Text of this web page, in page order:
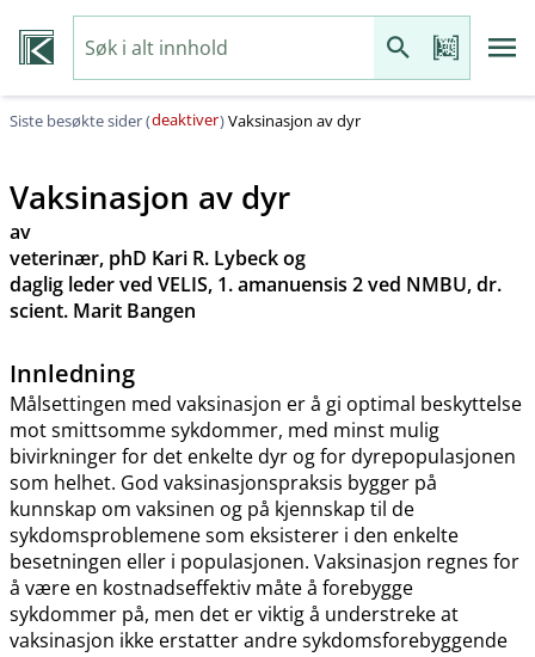
Siste besøkte sider (deaktiver)Vaksinasjon av dyr
Vaksinasjon av dyr
av
veterinær, phD Kari R. Lybeck og
daglig leder ved VELIS, 1. amanuensis 2 ved NMBU, dr.
scient. Marit Bangen
Innledning
Målsettingen med vaksinasjon er å gi optimal beskyttelse
mot smittsomme sykdommer, med minst mulig
bivirkninger for det enkelte dyr og for dyrepopulasjonen
som helhet. God vaksinasjonspraksis bygger på
kunnskap om vaksinen og på kjennskap til de
sykdomsproblemene som eksisterer i den enkelte
besetningen eller i populasjonen. Vaksinasjon regnes for
å være en kostnadseffektiv måte å forebygge
sykdommer på, men det er viktig å understreke at
vaksinasjon ikke erstatter andre sykdomsforebyggende